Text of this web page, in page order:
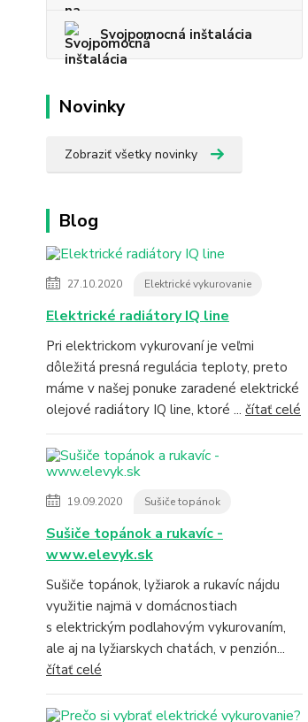
Svojpomocná inštalácia
Novinky
Zobraziť všetky novinky
Blog
27.10.2020 Elektrické vykurovanie
Elektrické radiátory IQ line
Pri elektrickom vykurovaní je veľmi
dôležitá presná regulácia teploty, preto
máme v našej ponuke zaradené elektrické
olejové radiátory IQ line, ktoré ... čítať celé
19.09.2020 Sušiče topánok
Sušiče topánok a rukavíc -
www.elevyk.sk
Sušiče topánok, lyžiarok a rukavíc nájdu
využitie najmä v domácnostiach
s elektrickým podlahovým vykurovaním,
ale aj na lyžiarskych chatách, v penzión...
čítať celé